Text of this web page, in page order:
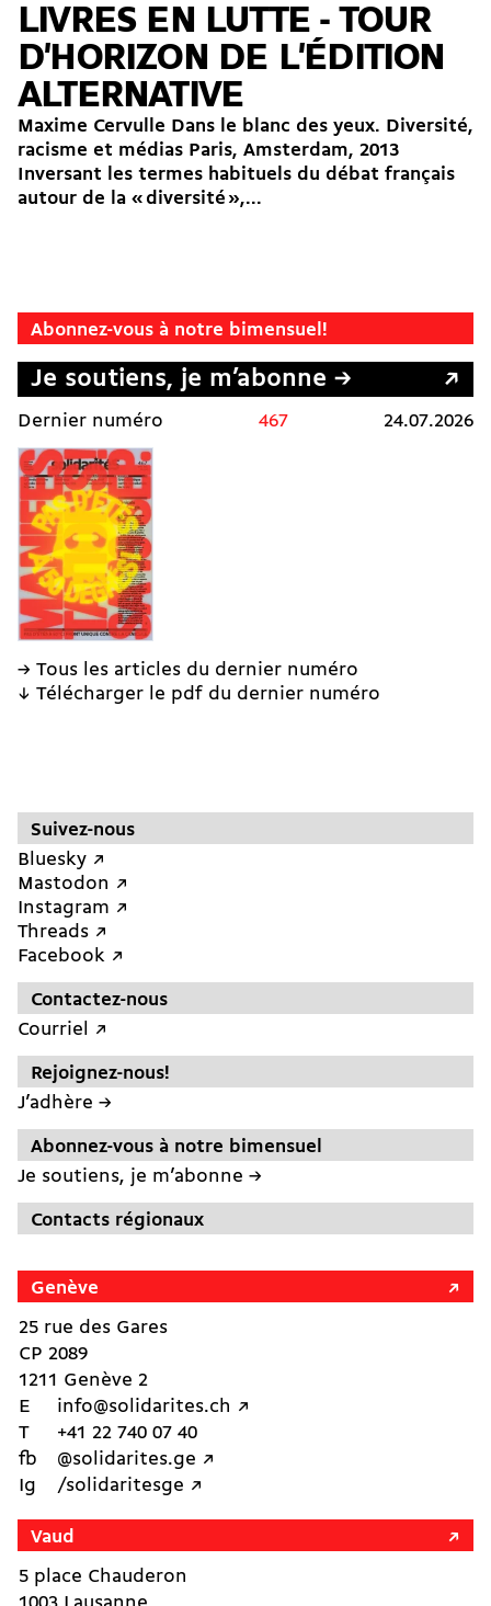
LIVRES EN LUTTE - TOUR
D'HORIZON DE L'ÉDITION
ALTERNATIVE
Maxime Cervulle Dans le blanc des yeux. Diversité,
racisme et médias Paris, Amsterdam, 2013
Inversant les termes habituels du débat français
autour de la « diversité »,...
Abonnez-vous à notre bimensuel!
Je soutiens, je m’abonne →
Dernier numéro 467 24.07.2026
→ Tous les articles du dernier numéro
↓ Télécharger le pdf du dernier numéro
Suivez-nous
Bluesky ↗︎
Mastodon ↗︎
Instagram ↗︎
Threads ↗︎
Facebook ↗︎
Contactez-nous
Courriel ↗︎
Rejoignez-nous!
J’adhère →
Abonnez-vous à notre bimensuel
Je soutiens, je m’abonne →
Contacts régionaux
Genève
25 rue des Gares
CP 2089
1211 Genève 2
E
info@solidarites.ch ↗︎
T
+41 22 740 07 40
fb
@solidarites.ge ↗︎
Ig
/solidaritesge ↗︎
Vaud
5 place Chauderon